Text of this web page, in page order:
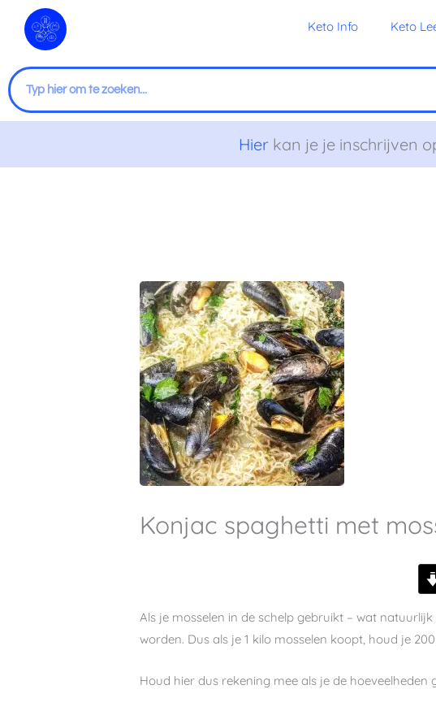
naar
inhoud
Keto Info Keto
Zoeken
Hierkan je je inschrijven
Konjac spaghetti met
Als je mosselen in de schelp gebruikt – wat
worden. Dus als je 1 kilo mosselen koopt, houd je
Houd hier dus rekening mee als je de hoeveelheden